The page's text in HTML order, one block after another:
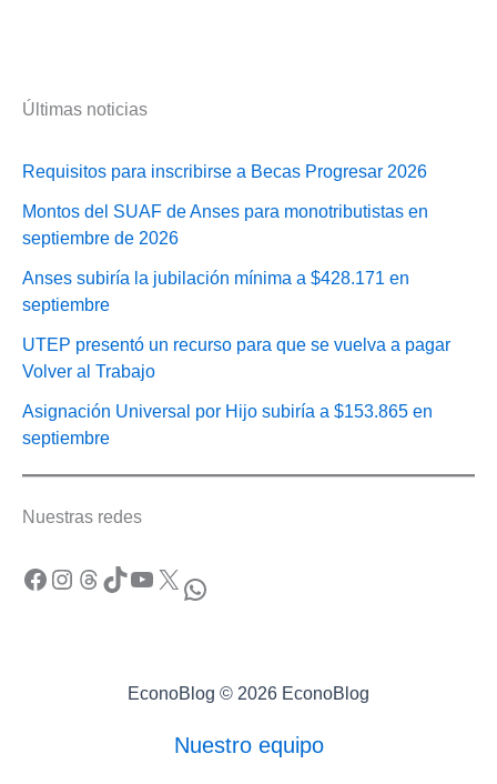
Últimas noticias
Requisitos para inscribirse a Becas Progresar 2026
Montos del SUAF de Anses para monotributistas en
septiembre de 2026
Anses subiría la jubilación mínima a $428.171 en
septiembre
UTEP presentó un recurso para que se vuelva a pagar
Volver al Trabajo
Asignación Universal por Hijo subiría a $153.865 en
septiembre
Nuestras redes
Facebook Instagram Threads TikTok YouTube X WhatsApp
EconoBlog © 2026 EconoBlog
Nuestro equipo